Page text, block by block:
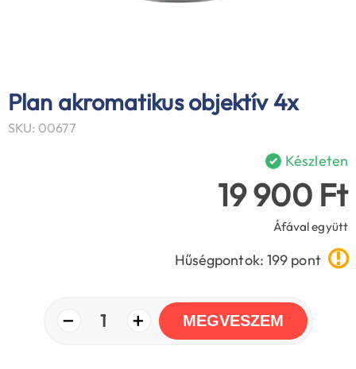
Plan akromatikus objektív 4x
SKU: 00677
Készleten
19 900 Ft
Áfával együtt
Hűségpontok: 199 pont
− 1 + MEGVESZEM